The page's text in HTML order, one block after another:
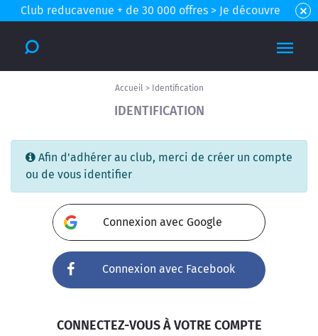
Club reducavenue + de 30 000 offres > Je découvre
Accueil > Identification
IDENTIFICATION
Afin d'adhérer au club, merci de créer un compte
ou de vous identifier
Connexion avec Google
Connexion avec Facebook
CONNECTEZ-VOUS À VOTRE COMPTE